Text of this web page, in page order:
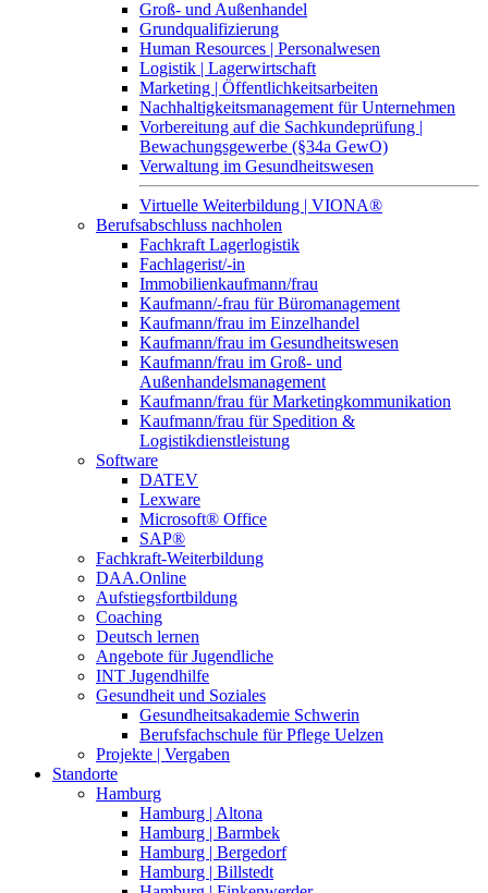
Groß- und Außenhandel
Grundqualifizierung
Human Resources | Personalwesen
Logistik | Lagerwirtschaft
Marketing | Öffentlichkeitsarbeiten
Nachhaltigkeitsmanagement für Unternehmen
Vorbereitung auf die Sachkundeprüfung |
Bewachungsgewerbe (§34a GewO)
Verwaltung im Gesundheitswesen
Virtuelle Weiterbildung | VIONA®
Berufsabschluss nachholen
Fachkraft Lagerlogistik
Fachlagerist/-in
Immobilienkaufmann/frau
Kaufmann/-frau für Büromanagement
Kaufmann/frau im Einzelhandel
Kaufmann/frau im Gesundheitswesen
Kaufmann/frau im Groß- und
Außenhandelsmanagement
Kaufmann/frau für Marketingkommunikation
Kaufmann/frau für Spedition &
Logistikdienstleistung
Software
DATEV
Lexware
Microsoft® Office
SAP®
Fachkraft-Weiterbildung
DAA.Online
Aufstiegsfortbildung
Coaching
Deutsch lernen
Angebote für Jugendliche
INT Jugendhilfe
Gesundheit und Soziales
Gesundheitsakademie Schwerin
Berufsfachschule für Pflege Uelzen
Projekte | Vergaben
Standorte
Hamburg
Hamburg | Altona
Hamburg | Barmbek
Hamburg | Bergedorf
Hamburg | Billstedt